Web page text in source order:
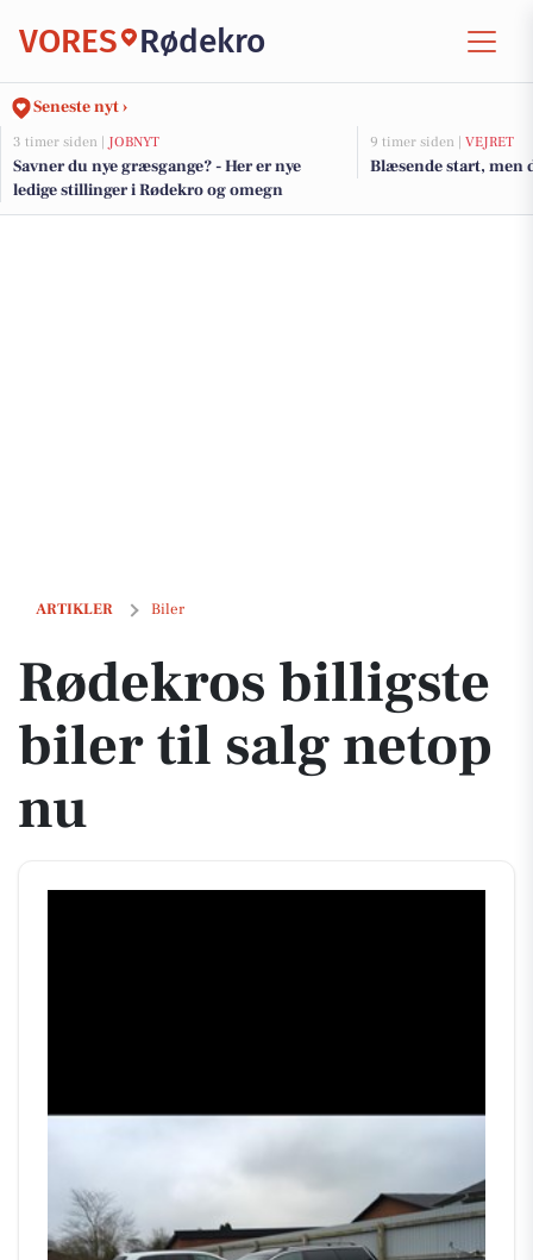
VORES Rødekro
Seneste nyt ›
3 timer siden | JOBNYT
Savner du nye græsgange? - Her er nye
ledige stillinger i Rødekro og omegn
9 timer siden | VEJRET
Blæsende start, men
ARTIKLER Biler
Rødekros billigste biler til salg netop nu
Rødekros billigste
biler til salg netop
nu